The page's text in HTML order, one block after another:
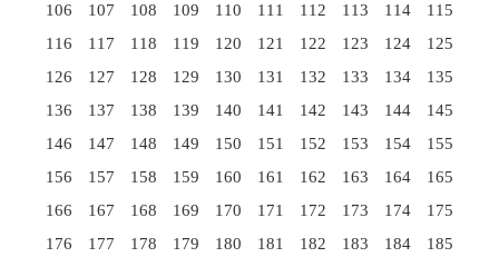
106
107 108 109 110 111 112 113 114
115
116
117 118 119 120 121 122 123 124
125
126
127 128 129 130 131 132 133 134
135
136
137 138 139 140 141 142 143 144
145
146
147 148 149 150 151 152 153 154
155
156
157 158 159 160 161 162 163 164
165
166
167 168 169 170 171 172 173 174
175
176
177 178 179 180 181 182 183 184
185